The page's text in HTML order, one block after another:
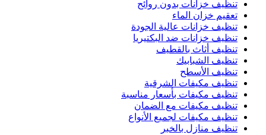
تنظيف خزانات بدون روائح
تعقيم خزان الماء
تنظيف خزانات عالية الجودة
تنظيف خزانات ضد البكتيريا
تنظيف أثاث بالقطيف
تنظيف الشبابيك
تنظيف الأسطح
تنظيف مكيفات الشرقية
تنظيف مكيفات بأسعار مناسبة
تنظيف مكيفات مع الضمان
تنظيف مكيفات لجميع الأنواع
تنظيف منازل بالخبر